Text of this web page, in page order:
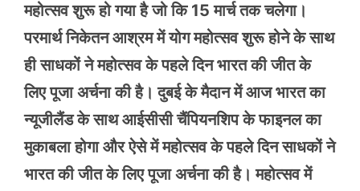
महोत्सव शुरू हो गया है जो कि 15 मार्च तक चलेगा।
परमार्थ निकेतन आश्रम में योग महोत्सव शुरू होने के साथ
ही साधकों ने महोत्सव के पहले दिन भारत की जीत के
लिए पूजा अर्चना की है। दुबई के मैदान में आज भारत का
न्यूजीलैंड के साथ आईसीसी चैंपियनशिप के फाइनल का
मुकाबला होगा और ऐसे में महोत्सव के पहले दिन साधकों ने
भारत की जीत के लिए पूजा अर्चना की है। महोत्सव में